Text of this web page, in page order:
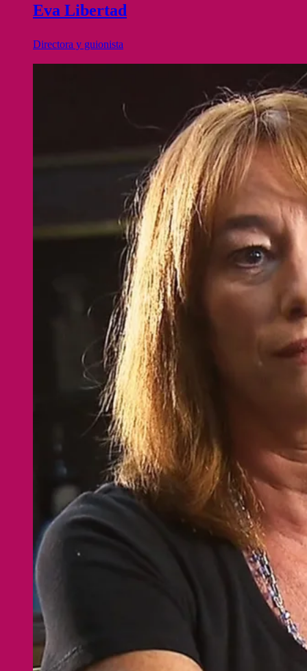
Eva Libertad
Directora y guionista